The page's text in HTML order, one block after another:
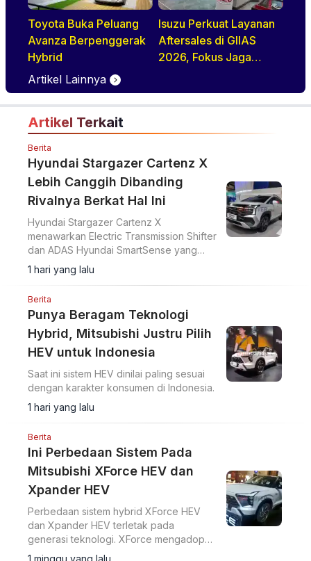
Toyota Buka Peluang
Avanza Berpenggerak
Hybrid
Isuzu Perkuat Layanan
Aftersales di GIIAS
2026, Fokus Jaga
Artikel Lainnya
Artikel Terkait
Berita
Hyundai Stargazer Cartenz X
Lebih Canggih Dibanding
Rivalnya Berkat Hal Ini
Hyundai Stargazer Cartenz X
menawarkan Electric Transmission Shifter
dan ADAS Hyundai SmartSense yang
lebih lengkap. Simak harga Hyundai
Stargazer Cartenz X terbaru mulai Rp350
1 hari yang lalu
Berita
Punya Beragam Teknologi
Hybrid, Mitsubishi Justru Pilih
HEV untuk Indonesia
Saat ini sistem HEV dinilai paling sesuai
dengan karakter konsumen di Indonesia.
1 hari yang lalu
Berita
Ini Perbedaan Sistem Pada
Mitsubishi XForce HEV dan
Xpander HEV
Perbedaan sistem hybrid XForce HEV
dan Xpander HEV terletak pada
generasi teknologi. XForce mengadopsi
sistem lebih baru dengan transaxle dua
1 minggu yang lalu